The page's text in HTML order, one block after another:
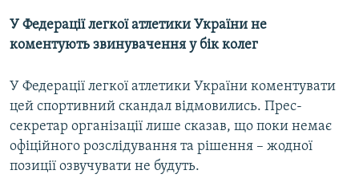
У Федерації легкої атлетики України не
коментують звинувачення у бік колег
У Федерації легкої атлетики України коментувати
цей спортивний скандал відмовились. Прес-
секретар організації лише сказав, що поки немає
офіційного розслідування та рішення – жодної
позиції озвучувати не будуть.